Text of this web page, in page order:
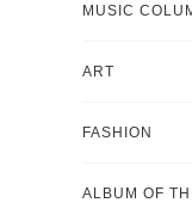
MUSIC
ART
FASHION
ALBUM OF